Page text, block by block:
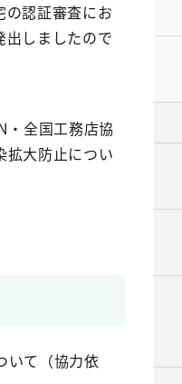
の認証審査にお
出しましたので
・全国工務店協
拡大防止につい
いて（協力依